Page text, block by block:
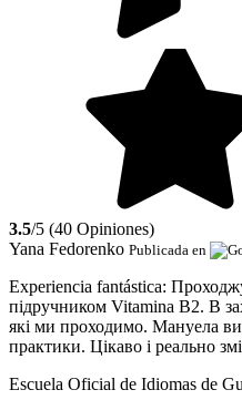
3.5/5 (40 Opiniones)
Yana Fedorenko Publicada en
Experiencia fantástica:
підручником Vitamina B2. В
які ми проходимо. Мануела
практики. Цікаво і реально
Escuela Oficial de Idiomas de